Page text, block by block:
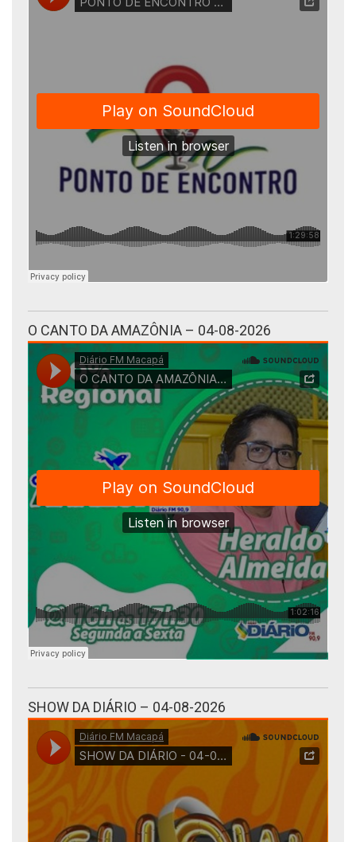
O CANTO DA AMAZÔNIA – 04-08-2026
SHOW DA DIÁRIO – 04-08-2026